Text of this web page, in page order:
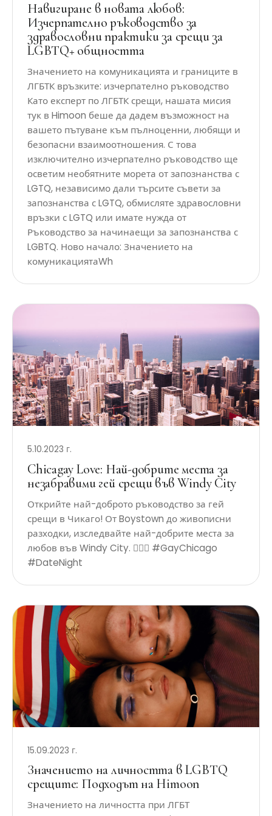
Навигиране в новата любов:
Изчерпателно ръководство за
здравословни практики за срещи за
LGBTQ+ общността
Значението на комуникацията и границите в
ЛГБТК връзките: изчерпателно ръководство
Като експерт по ЛГБТК срещи, нашата мисия
тук в Himoon беше да дадем възможност на
вашето пътуване към пълноценни, любящи и
безопасни взаимоотношения. С това
изключително изчерпателно ръководство ще
осветим необятните морета от запознанства с
LGTQ, независимо дали търсите съвети за
запознанства с LGTQ, обмисляте здравословни
връзки с LGTQ или имате нужда от
Ръководство за начинаещи за запознанства с
LGBTQ. Ново начало: Значението на
комуникациятаWh
5.10.2023 г.
Chicagay Love: Най-добрите места за
незабравими гей срещи във Windy City
Открийте най-доброто ръководство за гей
срещи в Чикаго! От Boystown до живописни
разходки, изследвайте най-добрите места за
любов във Windy City. 🏳️‍🌈✨ #GayChicago
#DateNight
15.09.2023 г.
Значението на личността в LGBTQ
срещите: Подходът на Himoon
Значението на личността при ЛГБТ